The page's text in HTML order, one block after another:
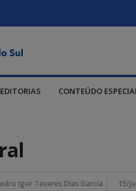
EDITORIAS CONTEÚDO
Igor Tavares Dias Garcia 15/